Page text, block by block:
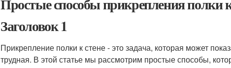
Простые способы прикрепления полки
Заголовок 1
Прикрепление полки к стене - это задача, которая может
трудная. В этой статье мы рассмотрим простые способы,